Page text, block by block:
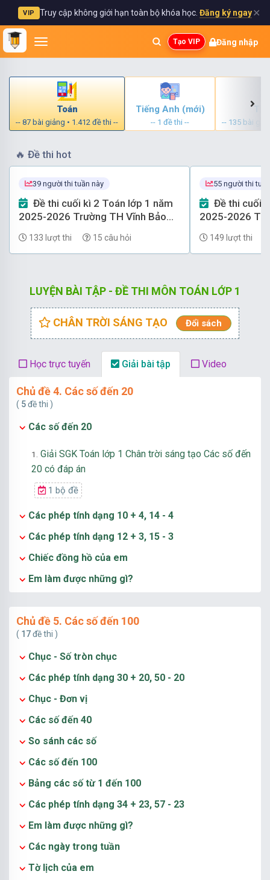
VIP Truy cập không giới hạn toàn bộ khóa học. Đăng ký ngay✕
Tạo VIP Đăng nhập
Toán
-- 87 bài giảng • 1.412 đề thi --
Tiếng Anh (mới)
-- 1 đề thi -- -- 135 bài
🔥 Đề thi hot
39 người thi tuần này
2025-2026 Trường TH Vĩnh Bảo
133 lượt thi 15 câu hỏi
55 người thi
2025-2026
149 lượt thi
LUYỆN BÀI TẬP - ĐỀ THI MÔN TOÁN LỚP 1
CHÂN TRỜI SÁNG TẠO Đổi sách
Học trực tuyến Giải bài tập Video
Chủ đề 4. Các số đến 20
( 5đề thi )
Các số đến 20
1.
Giải SGK Toán lớp 1 Chân trời sáng tạo Các số đến
20 có đáp án
1 bộ đề
Các phép tính dạng 10 + 4, 14 - 4
Các phép tính dạng 12 + 3, 15 - 3
Chiếc đồng hồ của em
Em làm được những gì?
Chủ đề 5. Các số đến 100
( 17đề thi )
Chục - Số tròn chục
Các phép tính dạng 30 + 20, 50 - 20
Chục - Đơn vị
Các số đến 40
So sánh các số
Các số đến 100
Bảng các số từ 1 đến 100
Các phép tính dạng 34 + 23, 57 - 23
Em làm được những gì?
Các ngày trong tuần
Tờ lịch của em